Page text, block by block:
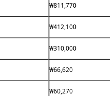
₩811,770
₩412,100
₩310,000
₩66,620
₩60,270